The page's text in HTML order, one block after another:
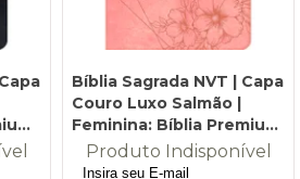
|
Bíblia Sagrada NVT | Capa
Couro Luxo Salmão |
Feminina: Bíblia Premium
| Nova Versão
Transformadora
Produto Indisponível